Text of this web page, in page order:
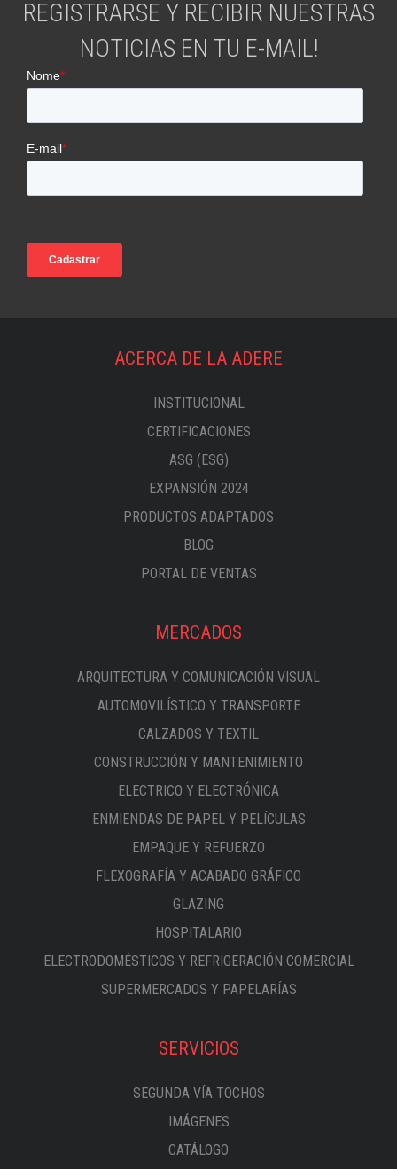
REGISTRARSE Y RECIBIR NUESTRAS
NOTICIAS EN TU E-MAIL!
ACERCA DE LA ADERE
INSTITUCIONAL
CERTIFICACIONES
ASG (ESG)
EXPANSIÓN 2024
PRODUCTOS ADAPTADOS
BLOG
PORTAL DE VENTAS
MERCADOS
ARQUITECTURA Y COMUNICACIÓN VISUAL
AUTOMOVILÍSTICO Y TRANSPORTE
CALZADOS Y TEXTIL
CONSTRUCCIÓN Y MANTENIMIENTO
ELECTRICO Y ELECTRÓNICA
ENMIENDAS DE PAPEL Y PELÍCULAS
EMPAQUE Y REFUERZO
FLEXOGRAFÍA Y ACABADO GRÁFICO
GLAZING
HOSPITALARIO
ELECTRODOMÉSTICOS Y REFRIGERACIÓN COMERCIAL
SUPERMERCADOS Y PAPELARÍAS
SERVICIOS
SEGUNDA VÍA TOCHOS
IMÁGENES
CATÁLOGO